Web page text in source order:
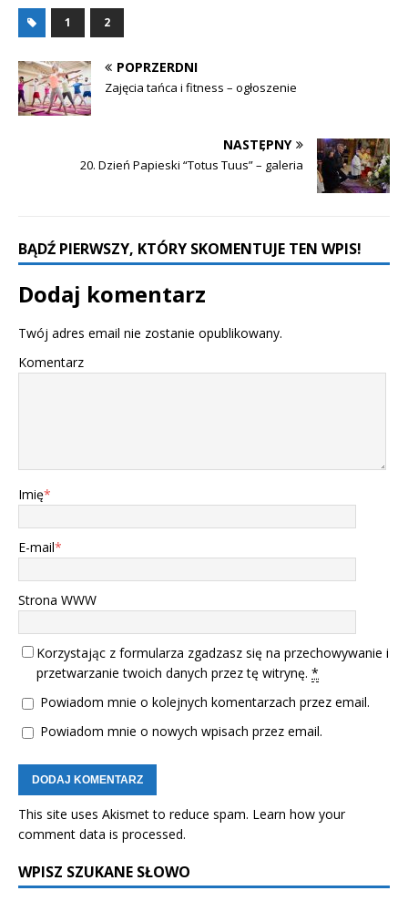
1 2
POPRZERDNI
Zajęcia tańca i fitness – ogłoszenie
NASTĘPNY
20. Dzień Papieski “Totus Tuus” – galeria
BĄDŹ PIERWSZY, KTÓRY SKOMENTUJE TEN WPIS!
Dodaj komentarz
Twój adres email nie zostanie opublikowany.
Komentarz
Imię*
E-mail*
Strona WWW
Korzystając z formularza zgadzasz się na przechowywanie i
przetwarzanie twoich danych przez tę witrynę. *
Powiadom mnie o kolejnych komentarzach przez email.
Powiadom mnie o nowych wpisach przez email.
This site uses Akismet to reduce spam. Learn how your
comment data is processed.
WPISZ SZUKANE SŁOWO